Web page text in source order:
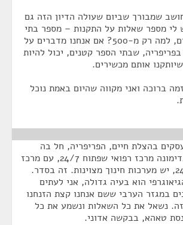
שמבורך שביום שעולה הדיון הזה גם
לי מספר שאלות על התקנות – מספר בתי
ספר, מספר תלמידים, למה רק מ-500? אם אנחנו מדברים על
שבתי הספר קטנים, יכול להיות
אותם מכשירים.
ברוכה ואני מקווה שהיום באמת נוכל
בהצלת חיים, הפריפריה, חל בה
שינוי לטובה. יש בדימונה מרכז רפואי שפתוח 24/7, עם מרכז
דיאליזה ורופא 24/7, יש מערכות חינוך מצוינות. זה בסדר.
הוא בעיה גדולה, אני לעתים
במגזר הערבי ששם אנחנו קצת הזנחנו
נשאל את כל השאלות ונשמע את כל
טאהא, בבקשה אדוני.